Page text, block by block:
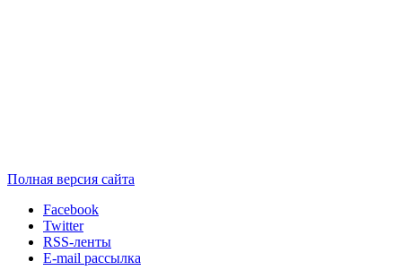
Полная версия сайта
Facebook
Twitter
RSS-ленты
E-mail рассылка